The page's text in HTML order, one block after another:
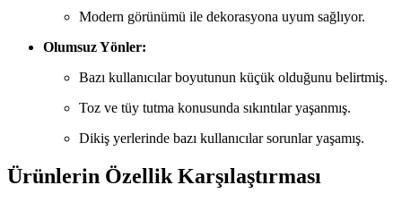
Modern görünümü ile dekorasyona uyum sağlıyor.
Olumsuz Yönler:
Bazı kullanıcılar boyutunun küçük olduğunu belirtmiş.
Toz ve tüy tutma konusunda sıkıntılar yaşanmış.
Dikiş yerlerinde bazı kullanıcılar sorunlar yaşamış.
Ürünlerin Özellik Karşılaştırması